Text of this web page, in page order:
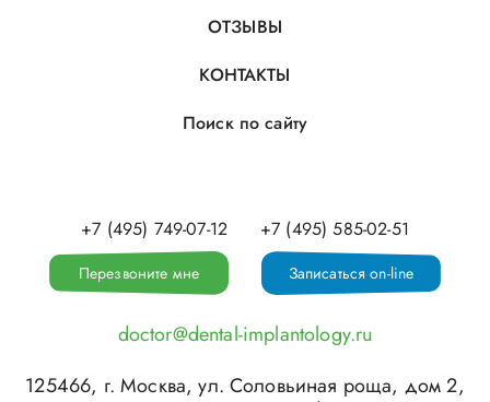
ОТЗЫВЫ
КОНТАКТЫ
Поиск по сайту
+7 (495) 749-07-12 +7 (495) 585-02-51
Перезвоните мне Записаться on-line
doctor@dental-implantology.ru
125466, г.Москва,ул. Соловьиная роща, дом 2,